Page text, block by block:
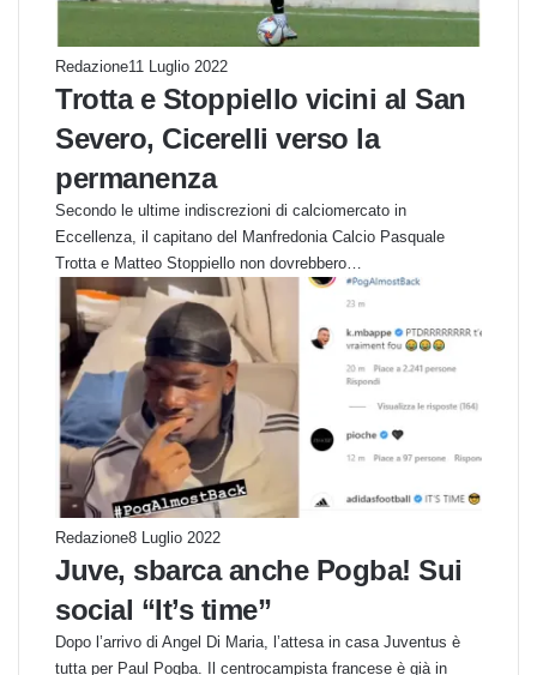
Redazione11 Luglio 2022
Trotta e Stoppiello vicini al San
Severo, Cicerelli verso la
permanenza
Secondo le ultime indiscrezioni di calciomercato in
Eccellenza, il capitano del Manfredonia Calcio Pasquale
Trotta e Matteo Stoppiello non dovrebbero…
Redazione8 Luglio 2022
Juve, sbarca anche Pogba! Sui
social “It’s time”
Dopo l’arrivo di Angel Di Maria, l’attesa in casa Juventus è
tutta per Paul Pogba. Il centrocampista francese è già in